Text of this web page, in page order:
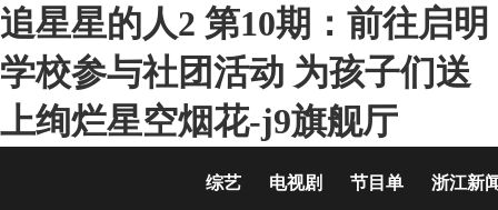
追星星的人2 第10期：前往启明
学校参与社团活动 为孩子们送
上绚烂星空烟花-j9旗舰厅
综艺 电视剧 节目单 浙江新